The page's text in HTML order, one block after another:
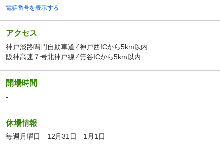
電話番号を表示する
アクセス
神戸淡路鳴門自動車道 ⁄ 神戸西ICから5km以内
阪神高速７号北神戸線 ⁄ 箕谷ICから5km以内
開場時間
-
休場情報
毎週月曜日 12月31日 1月1日